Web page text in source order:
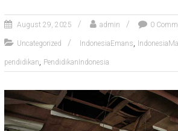
August 29, 2025 admin 0
Uncategorized IndonesiaEmans,
pendidikan, PendidikanIndonesia